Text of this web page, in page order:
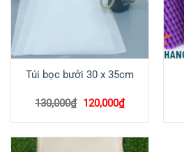
Túi bọc bưởi 30 x 35cm
130,000₫ Giá
là:
130,000₫.
120,000₫Giá
hiện
tại
là:
120,000₫.